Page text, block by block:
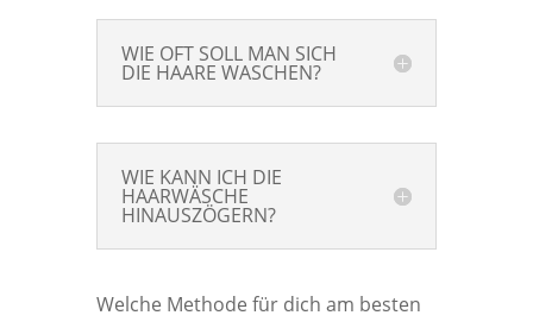
WIE OFT SOLL MAN SICH
DIE HAARE WASCHEN?
WIE KANN ICH DIE
HAARWÄSCHE
HINAUSZÖGERN?
Welche Methode für dich am besten